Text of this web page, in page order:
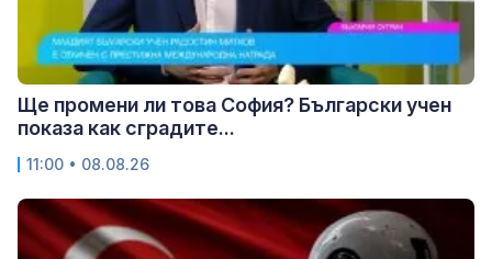
Ще промени ли това София? Български учен
показа как сградите...
11:00 • 08.08.26